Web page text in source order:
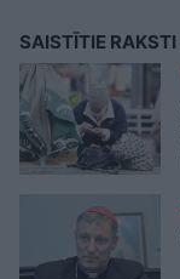
SAISTĪTIE RAKSTI